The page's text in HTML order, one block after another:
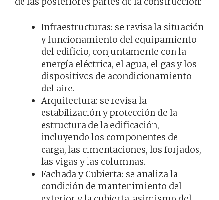
Infraestructuras: se revisa la situación
y funcionamiento del equipamiento
del edificio, conjuntamente con la
energía eléctrica, el agua, el gas y los
dispositivos de acondicionamiento
del aire.
Arquitectura: se revisa la
estabilización y protección de la
estructura de la edificación,
incluyendo los componentes de
carga, las cimentaciones, los forjados,
las vigas y las columnas.
Fachada y Cubierta: se analiza la
condición de mantenimiento del